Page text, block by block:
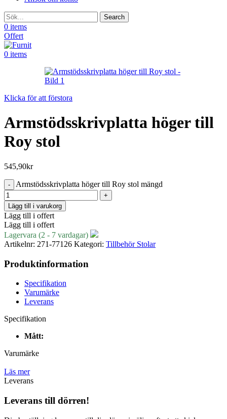
Search
0 items
Offert
0 items
Klicka för att förstora
Armstödsskrivplatta höger till
Roy stol
545,90kr
Armstödsskrivplatta höger till Roy stol mängd
Lägg till i varukorg
Lägg till i offert
Lägg till i offert
Lagervara (2 - 7 vardagar)
Artikelnr: 271-77126 Kategori: Tillbehör Stolar
Produktinformation
Specifikation
Varumärke
Leverans
Specifikation
Mått:
Varumärke
Läs mer
Leverans
Leverans till dörren!